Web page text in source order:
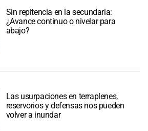
Sin repitencia en la secundaria:
¿Avance continuo o nivelar para
abajo?
Las usurpaciones en terraplenes,
reservorios y defensas nos pueden
volver a inundar